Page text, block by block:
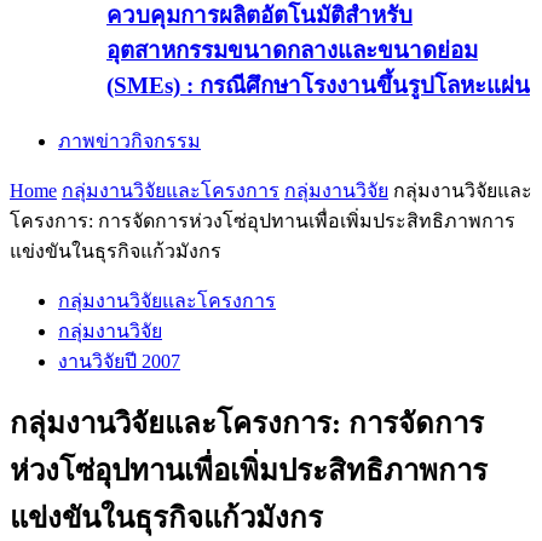
ควบคุมการผลิตอัตโนมัติสำหรับ
อุตสาหกรรมขนาดกลางและขนาดย่อม
(SMEs) : กรณีศึกษาโรงงานขึ้นรูปโลหะแผ่น
ภาพข่าวกิจกรรม
Home กลุ่มงานวิจัยและโครงการ กลุ่มงานวิจัย กลุ่มงานวิจัยและ
โครงการ: การจัดการห่วงโซ่อุปทานเพื่อเพิ่มประสิทธิภาพการ
แข่งขันในธุรกิจแก้วมังกร
กลุ่มงานวิจัยและโครงการ
กลุ่มงานวิจัย
งานวิจัยปี 2007
กลุ่มงานวิจัยและโครงการ: การจัดการ
ห่วงโซ่อุปทานเพื่อเพิ่มประสิทธิภาพการ
แข่งขันในธุรกิจแก้วมังกร